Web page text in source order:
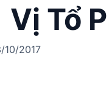
Vị Tổ
10/2017